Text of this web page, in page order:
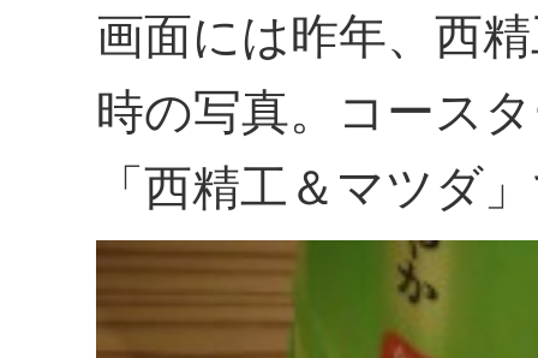
画面には昨年、西
時の写真。コース
「西精工＆マツダ